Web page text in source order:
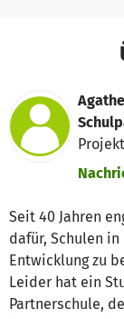
Seit 40 Jahren
dafür, Schulen
Entwicklung zu
Leider hat ein
Partnerschule,